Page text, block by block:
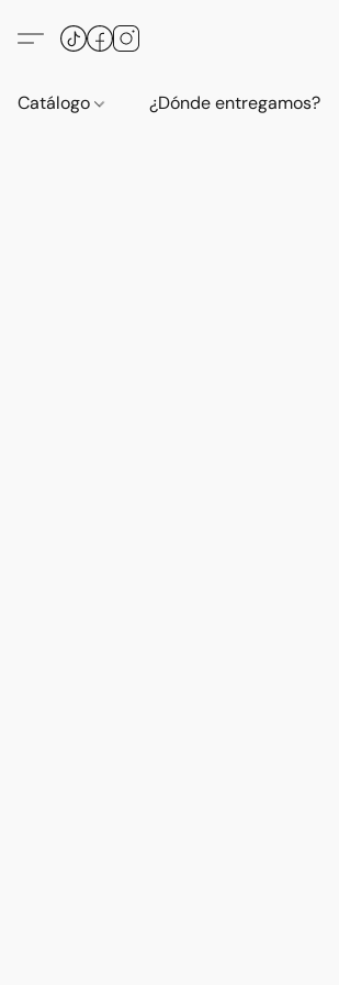
Catálogo ¿Dónde entregamos?